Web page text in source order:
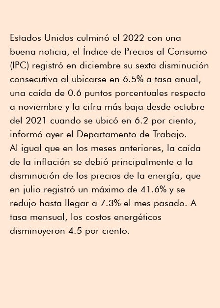
Estados Unidos culminó el 2022 con una
buena noticia, el Índice de Precios al Consumo
(IPC) registró en diciembre su sexta disminución
consecutiva al ubicarse en 6.5% a tasa anual,
una caída de 0.6 puntos porcentuales respecto
a noviembre y la cifra más baja desde octubre
del 2021 cuando se ubicó en 6.2 por ciento,
informó ayer el Departamento de Trabajo.
Al igual que en los meses anteriores, la caída
de la inflación se debió principalmente a la
disminución de los precios de la energía, que
en julio registró un máximo de 41.6% y se
redujo hasta llegar a 7.3% el mes pasado. A
tasa mensual, los costos energéticos
disminuyeron 4.5 por ciento.